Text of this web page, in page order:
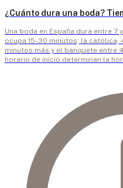
¿Cuánto dura una boda?
Una boda en España dura entre 7
ocupa 15-30 minutos; la católica,
minutos más y el banquete entre
horario de inicio determinan la